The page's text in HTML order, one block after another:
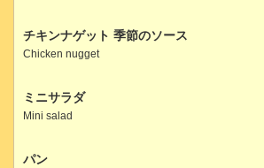
チキンナゲット 季節のソース
Chicken nugget
ミニサラダ
Mini salad
パン